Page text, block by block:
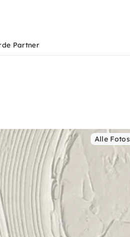
Partner
Alle Fotos